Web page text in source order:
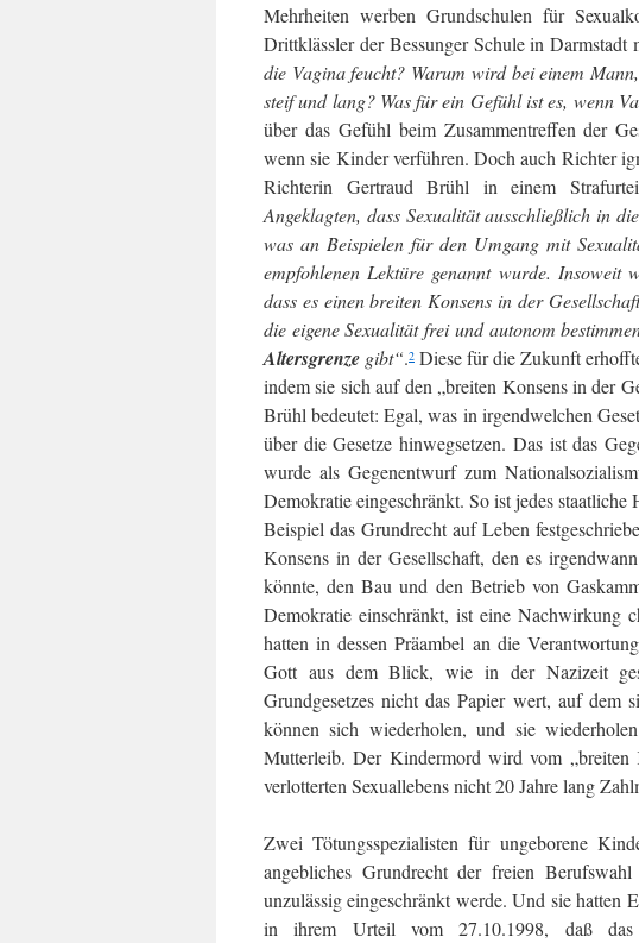
Mehrheiten werben Grundschulen für
Drittklässler der Bessunger Schule in Darmstadt
die Va­gina feucht? Warum wird bei einem
steif und lang? Was für ein Gefühl ist es, wenn
über das Gefühl beim Zusammentreffen der
wenn sie Kinder verführen. Doch auch Richter
Richterin Gertraud Brühl in einem
Angeklagten, dass Se­xualität ausschließlich in
was an Beispielen für den Umgang mit
empfohlenen Lek­türe ge­nannt wurde. Insoweit
dass es ei­nen brei­ten Kon­sens in der
die eigene Sexuali­tät frei und autonom
Altersgrenze gibt“.2 Diese für die Zukunft
indem sie sich auf den „breiten Konsens in der
Brühl bedeutet: Egal, was in irgendwelchen
über die Gesetze hinwegsetzen. Das ist das
wurde als Gegenentwurf zum
Demokratie eingeschränkt. So ist jedes
Beispiel das Grundrecht auf Leben
Konsens in der Gesellschaft, den es
könnte, den Bau und den Betrieb von
Demokratie ein­schränkt, ist eine Nachwirkung
hatten in dessen Präambel an die
Gott aus dem Blick, wie in der Nazizeit
Grundgesetzes nicht das Papier wert, auf dem
können sich wiederholen, und sie
Mutterleib. Der Kindermord wird vom „breiten
verlotterten Sexuallebens nicht 20 Jahre lang
Zwei Tötungsspezialisten für ungeborene
angebliches Grundrecht der freien
unzulässig eingeschränkt werde. Und sie hatten
in ihrem Urteil vom 27.10.1998, daß